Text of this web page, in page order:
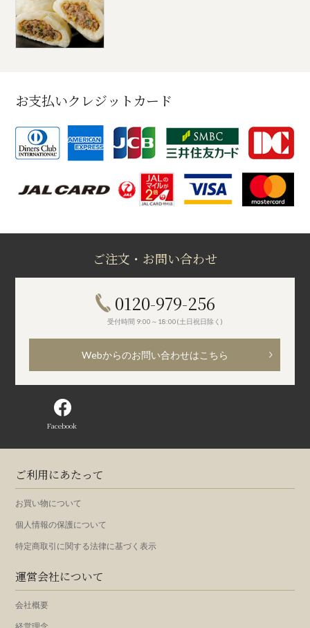
お支払いクレジットカード
ご注文・お問い合わせ
0120-979-256
受付時間 9:00～18:00(土日祝日除く)
Webからのお問い合わせはこちら
Facebook
ご利用にあたって
お買い物について
個人情報の保護について
特定商取引に関する法律に基づく表示
運営会社について
会社概要